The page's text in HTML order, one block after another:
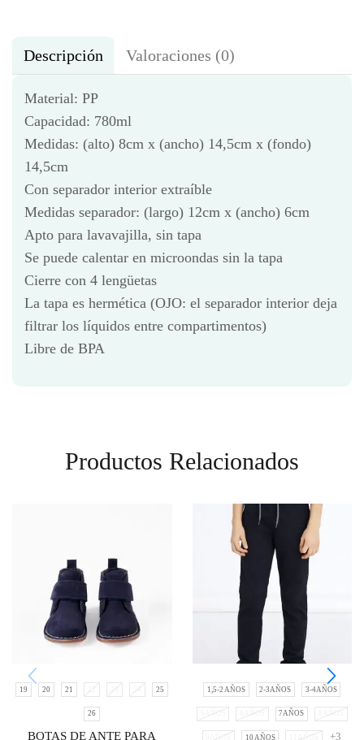
Descripción Valoraciones (0)
Material: PP
Capacidad: 780ml
Medidas: (alto) 8cm x (ancho) 14,5cm x (fondo)
14,5cm
Con separador interior extraíble
Medidas separador: (largo) 12cm x (ancho) 6cm
Apto para lavavajilla, sin tapa
Se puede calentar en microondas sin la tapa
Cierre con 4 lengüetas
La tapa es hermética (OJO: el separador interior deja
filtrar los líquidos entre compartimentos)
Libre de BPA
Productos Relacionados
19 20 21 24 25
26
BOTAS DE ANTE PARA
1,5-2 AÑOS 2-3AÑOS 3-4AÑOS
5AÑOS 6AÑOS 7AÑOS 8AÑOS
9AÑOS 10 AÑOS 11AÑOS +3